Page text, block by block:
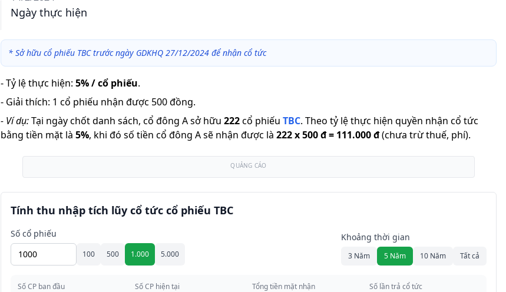
Ngày thực hiện
* Sở hữu cổ phiếu TBC trước ngày GDKHQ 27/12/2024 để nhận cổ tức
-Tỷ lệ thực hiện: 5% / cổ phiếu.
- Giải thích: 1 cổ phiếu nhận được 500 đồng.
- Ví dụ:Tại ngày chốt danh sách, cổ đông A sở hữu 222cổ phiếu TBC. Theo tỷ lệ thực hiện quyền nhận cổ tức
bằng tiền mặt là 5%, khi đó số tiền cổ đông A sẽ nhận được là 222x500 đ= 111.000 đ(chưa trừ thuế, phí).
QUẢNG CÁO
Tính thu nhập tích lũy cổ tức cổ phiếu TBC
Số cổ phiếu
100 500 1.000 5.000
Khoảng thời gian
3 Năm 5 Năm 10 Năm Tất cả
Số CP ban đầu Số CP hiện tại Tổng tiền mặt nhận Số lần trả cổ tức